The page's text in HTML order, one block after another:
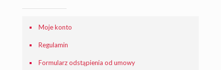
Moje konto
Regulamin
Formularz odstąpienia od umowy